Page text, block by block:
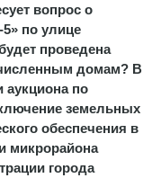
вопрос о
по улице
проведена
домам? В
аукциона по
земельных
обеспечения в
микрорайона
города